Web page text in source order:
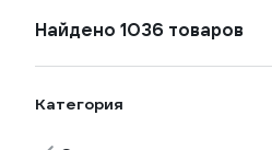
Найдено 1036 товаров
Категория